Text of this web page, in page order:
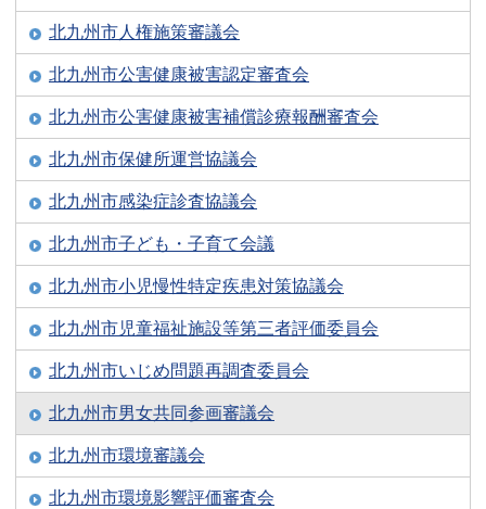
北九州市人権施策審議会
北九州市公害健康被害認定審査会
北九州市公害健康被害補償診療報酬審査会
北九州市保健所運営協議会
北九州市感染症診査協議会
北九州市子ども・子育て会議
北九州市小児慢性特定疾患対策協議会
北九州市児童福祉施設等第三者評価委員会
北九州市いじめ問題再調査委員会
北九州市男女共同参画審議会
北九州市環境審議会
北九州市環境影響評価審査会